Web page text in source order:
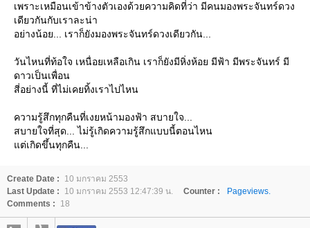
เพราะเหมือนเข้าข้างตัวเองด้วยความคิดที่ว่า มีคนมองพระจันทร์ดวง
เดียวกันกับเราละน่า
อย่างน้อย... เราก็ยังมองพระจันทร์ดวงเดียวกัน...
วันไหนที่ท้อใจ เหนื่อยเหลือเกิน เราก็ยังมีหิ่งห้อย มีฟ้า มีพระจันทร์ มี
ดาวเป็นเพื่อน
สี่อย่างนี้ ที่ไม่เคยทิ้งเราไปไหน
ความรู้สึกทุกคืนที่เงยหน้ามองฟ้า สบายใจ...
สบายใจที่สุด... ไม่รู้เกิดความรู้สึกแบบนี้ตอนไหน
ต่เกิดขึ้นทุกคืน...
Create Date :
10 มกราคม 2553
Last Update :
10 มกราคม 2553 12:47:39 น. Counter :
Pageviews.
Comments :
18